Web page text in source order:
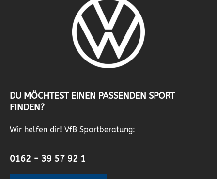
DU MÖCHTEST EINEN PASSENDEN SPORT
FINDEN?
Wir helfen dir! VfB Sportberatung:
0162 - 39 57 92 1